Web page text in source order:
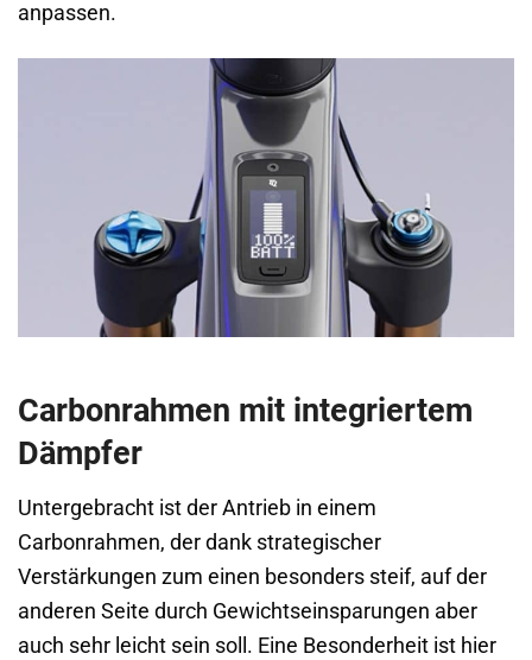
anpassen.
Carbonrahmen mit integriertem
Dämpfer
Untergebracht ist der Antrieb in einem
Carbonrahmen, der dank strategischer
Verstärkungen zum einen besonders steif, auf der
anderen Seite durch Gewichtseinsparungen aber
auch sehr leicht sein soll. Eine Besonderheit ist hier